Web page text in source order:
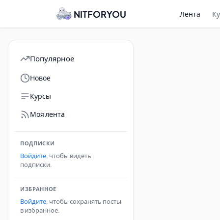
NITFORYOU Лента
Популярное
Новое
Курсы
Моя лента
ПОДПИСКИ
Войдите, чтобы видеть
подписки.
ИЗБРАННОЕ
Войдите, чтобы сохранять посты
в избранное.